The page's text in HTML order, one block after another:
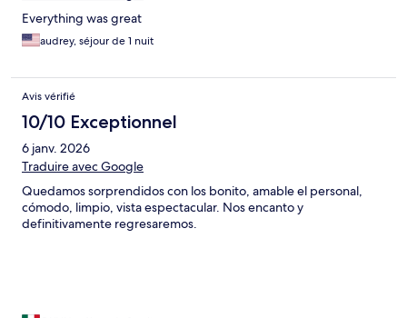
Everything was great
audrey, séjour de 1 nuit
Avis vérifié
10/10 Exceptionnel
6 janv. 2026
Traduire avec Google
Quedamos sorprendidos con los bonito, amable el personal,
cómodo, limpio, vista espectacular. Nos encanto y
definitivamente regresaremos.